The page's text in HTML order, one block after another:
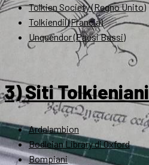
Tolkien Society (Regno Unito)
Tolkiendil (Francia)
Unquendor (Paesi Bassi)
3) Siti Tolkieniani
Ardalambion
Bodleian Library di Oxford
Bompiani